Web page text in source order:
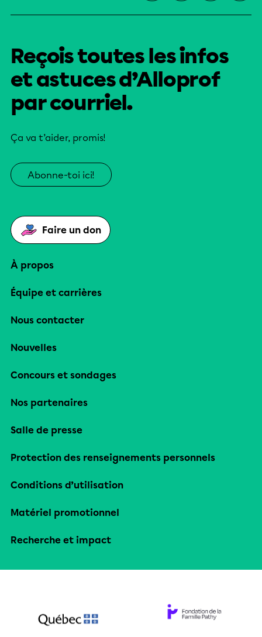
Reçois toutes les infos
et astuces d’Alloprof
par courriel.
Ça va t’aider, promis!
Abonne-toi ici!
Faire un don
À propos
Équipe et carrières
Nous contacter
Nouvelles
Concours et sondages
Nos partenaires
Salle de presse
Protection des renseignements personnels
Conditions d’utilisation
Matériel promotionnel
Recherche et impact